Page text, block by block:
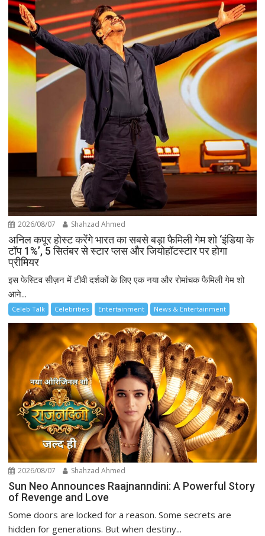
2026/08/07 Shahzad Ahmed
अनिल कपूर होस्ट करेंगे भारत का सबसे बड़ा फैमिली गेम शो ‘इंडिया के
टॉप 1%’, 5 सितंबर से स्टार प्लस और जियोहॉटस्टार पर होगा
प्रीमियर
इस फेस्टिव सीज़न में टीवी दर्शकों के लिए एक नया और रोमांचक फैमिली गेम शो
आने...
Celeb Talk Celebrities Entertainment News & Entertainment
2026/08/07 Shahzad Ahmed
Sun Neo Announces Raajnanndini: A Powerful Story
of Revenge and Love
Some doors are locked for a reason. Some secrets are
hidden for generations. But when destiny...